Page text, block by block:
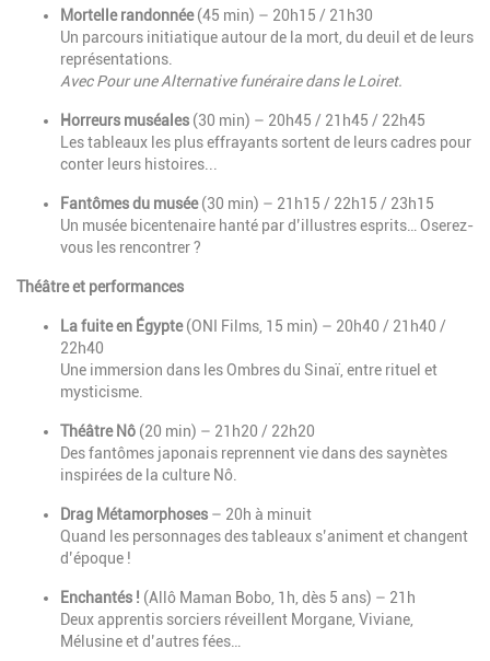
Mortelle randonnée(45 min) – 20h15 / 21h30
Un parcours initiatique autour de la mort, du deuil et de leurs
représentations.
Avec Pour une Alternative funéraire dans le Loiret.
Horreurs muséales (30 min) – 20h45 / 21h45 / 22h45
Les tableaux les plus effrayants sortent de leurs cadres pour
conter leurs histoires...
Fantômes du musée(30 min) – 21h15 / 22h15 / 23h15
Un musée bicentenaire hanté par d’illustres esprits… Oserez-
vous les rencontrer ?
Théâtre et performances
La fuite en Égypte(ONI Films, 15 min) – 20h40 / 21h40 /
22h40
Une immersion dans les Ombres du Sinaï, entre rituel et
mysticisme.
Théâtre Nô (20 min) – 21h20 / 22h20
Des fantômes japonais reprennent vie dans des saynètes
inspirées de la culture Nô.
Drag Métamorphoses – 20h à minuit
Quand les personnages des tableaux s’animent et changent
d’époque !
Enchantés ! (Allô Maman Bobo, 1h, dès 5 ans) – 21h
Deux apprentis sorciers réveillent Morgane, Viviane,
Mélusine et d’autres fées…